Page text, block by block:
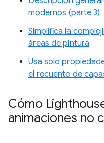
modernos (parte 3)
Simplifica la
áreas de pintura
Usa solo
el recuento de
Cómo
animaciones no